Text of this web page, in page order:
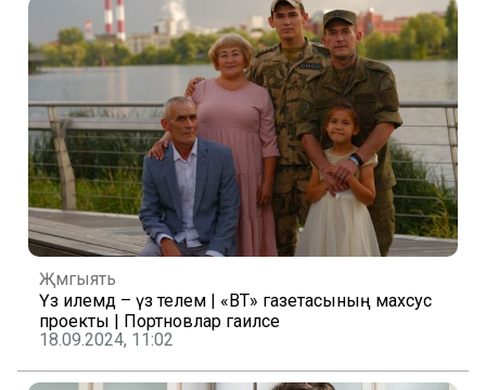
Җәмгыять
Үз илемдә – үз телем | «ВТ» газетасының махсус
проекты | Портновлар гаиләсе
18.09.2024, 11:02